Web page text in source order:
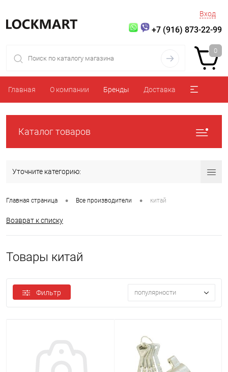
Вход
+7 (916) 873-22-99
0
Главная О компании Бренды Доставка
Каталог товаров
Уточните категорию:
Главная страница • Все производители • китай
Возврат к списку
Товары китай
Фильтр популярности